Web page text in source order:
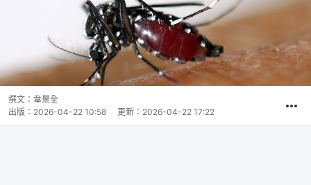
撰文： 韋景全
出版： 2026-04-22 10:58 更新： 2026-04-22 17:22